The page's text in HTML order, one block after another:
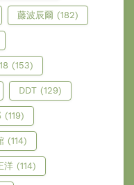
藤波辰爾 (182)
(153)
DDT (129)
(119)
(114)
洋 (114)